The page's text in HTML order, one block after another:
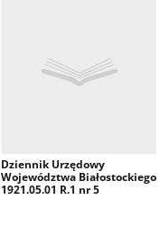
Dziennik Urzędowy
Województwa Białostockiego
1921.05.01 R.1 nr 5